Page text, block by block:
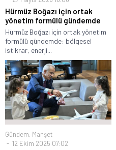
Hürmüz Boğazı için ortak
yönetim formülü gündemde
Hürmüz Boğazı için ortak yönetim
formülü gündemde: bölgesel
istikrar, enerji...
Gündem, Manşet
12 Ekim 2025 07:02